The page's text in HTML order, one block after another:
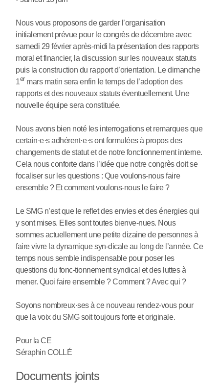
Nous vous proposons de garder l’organisation
initialement prévue pour le congrès de décembre avec
samedi 29 février après-midi la présentation des rapports
moral et financier, la discussion sur les nouveaux statuts
puis la construction du rapport d’orientation. Le dimanche
1er mars matin sera enfin le temps de l’adoption des
rapports et des nouveaux statuts éventuellement. Une
nouvelle équipe sera constituée.
Nous avons bien noté les interrogations et remarques que
certain·e·s adhérent·e·s ont formulées à propos des
changements de statut et de notre fonctionnement interne.
Cela nous conforte dans l’idée que notre congrès doit se
focaliser sur les questions : Que voulons-nous faire
ensemble ? Et comment voulons-nous le faire ?
Le SMG n’est que le reflet des envies et des énergies qui
y sont mises. Elles sont toutes bienve-nues. Nous
sommes actuellement une petite dizaine de personnes à
faire vivre la dynamique syn-dicale au long de l’année. Ce
temps nous semble indispensable pour poser les
questions du fonc-tionnement syndical et des luttes à
mener. Quoi faire ensemble ? Comment ? Avec qui ?
Soyons nombreux·ses à ce nouveau rendez-vous pour
que la voix du SMG soit toujours forte et originale.
Pour la CE
Séraphin COLLÉ
Documents joints